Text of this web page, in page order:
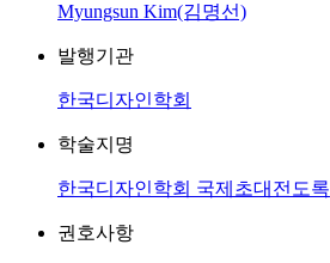
Myungsun Kim(김명선)
발행기관
한국디자인학회
학술지명
한국디자인학회 국제초대전도록
권호사항